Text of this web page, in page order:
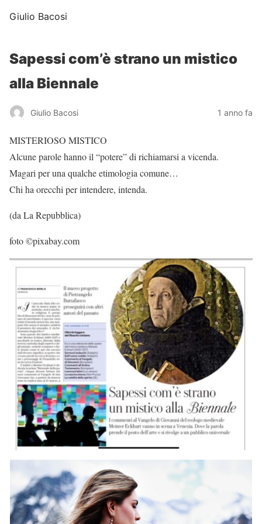
Giulio Bacosi
Sapessi com’è strano un mistico
alla Biennale
Giulio Bacosi 1 anno fa
MISTERIOSO MISTICO
Alcune parole hanno il “potere” di richiamarsi a vicenda.
Magari per una qualche etimologia comune…
Chi ha orecchi per intendere, intenda.
(da La Repubblica)
foto ©pixabay.com